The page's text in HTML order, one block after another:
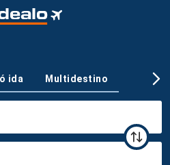
ida Multidestino